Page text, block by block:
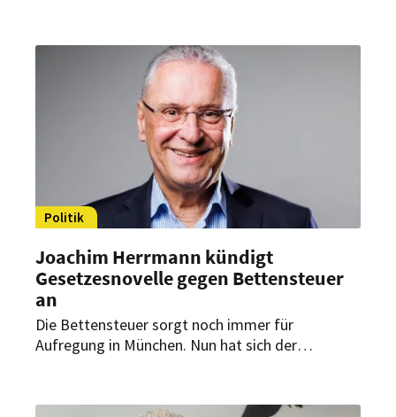
Kommunalabgabengesetzes angekündigt.
Politik
Joachim Herrmann kündigt
Gesetzesnovelle gegen Bettensteuer
an
Die Bettensteuer sorgt noch immer für
Aufregung in München. Nun hat sich der
Änderung des Kommunalabgabengesetzes an.